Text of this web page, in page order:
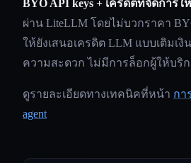
BYO API keys + เครดิตที่จัดการให้
ผ่าน LiteLLM โดยไม่บวกราคา
ให้ยังเสนอเครดิต LLM แบบเติมเงิ
ความสะดวก ไม่มีการล็อกผู้ให้บริก
ดูรายละเอียดทางเทคนิคที่หน้า กา
agent